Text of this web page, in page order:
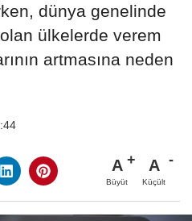
dünya genelinde
ülkelerde verem
artmasına neden
A
Büyüt
A
Küçült